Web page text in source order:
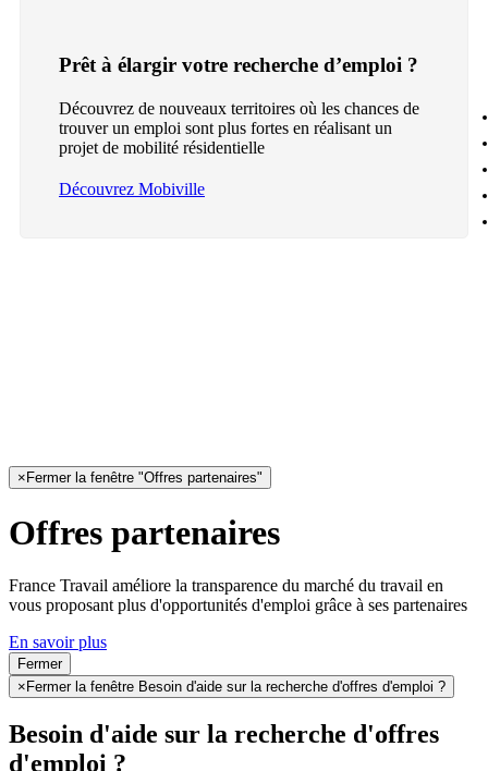
Prêt à élargir votre recherche d’emploi ?
Découvrez de nouveaux territoires où les chances de
trouver un emploi sont plus fortes en réalisant un
projet de mobilité résidentielle
Découvrez Mobiville
× Fermer la fenêtre "Offres partenaires"
Offres partenaires
France Travail améliore la transparence du marché du travail en
vous proposant plus d'opportunités d'emploi grâce à ses partenaires
En savoir plus
Fermer
× Fermer la fenêtre Besoin d'aide sur la recherche d'offres d'emploi ?
Besoin d'aide sur la recherche d'offres
d'emploi ?